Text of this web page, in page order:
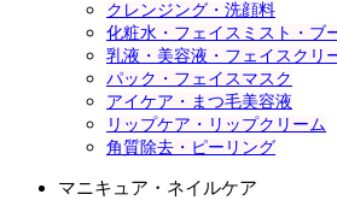
クレンジング・洗顔料
化粧水・フェイスミスト・ブ
乳液・美容液・フェイスクリ
パック・フェイスマスク
アイケア・まつ毛美容液
リップケア・リップクリーム
角質除去・ピーリング
マニキュア・ネイルケア